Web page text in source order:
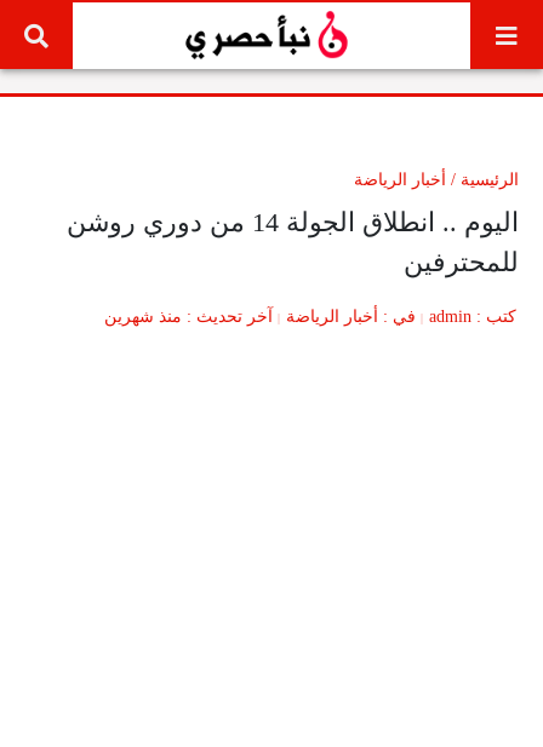
الرئيسية / أخبار الرياضة
اليوم .. انطلاق الجولة 14 من دوري روشن
للمحترفين
كتب admin في أخبار الرياضة آخر تحديث منذ شهرين